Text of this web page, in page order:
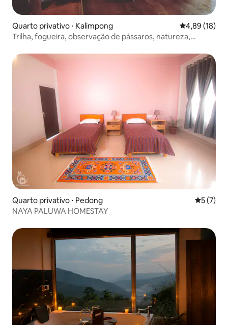
Quarto privativo ⋅ Kalimpong 4,89 de uma
4,89 (18)
Trilha, fogueira, observação de pássaros, natureza,
Quarto privativo ⋅ Pedong 5 de
5 (7)
NAYA PALUWA HOMESTAY